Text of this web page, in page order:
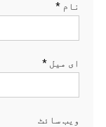
نام *
ای میل *
ویب‌ سائٹ